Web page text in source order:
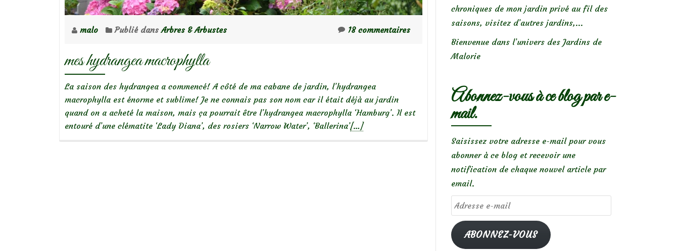
malo Publié dansArbres & Arbustes 18 commentaires
mes hydrangea macrophylla
La saison des hydrangea a commencé! A côté de ma cabane de jardin, l’hydrangea
macrophylla est énorme et sublime! Je ne connais pas son nom car il était déjà au jardin
quand on a acheté la maison, mais ça pourrait être l’hydrangea macrophylla ‘Hamburg’. Il est
entouré d’une clématite ‘Lady Diana’, des rosiers ‘Narrow Water’, ‘Ballerina’En
[…]
chroniques de mon jardin privé au fil des
saisons, visitez d’autres jardins,...
Bienvenue dans l’univers des Jardins de
Malorie
Abonnez-vous à ce blog par e-
mail.
Saisissez votre adresse e-mail pour vous
abonner à ce blog et recevoir une
notification de chaque nouvel article par
email.
Adresse
e-
mailABONNEZ-VOUS